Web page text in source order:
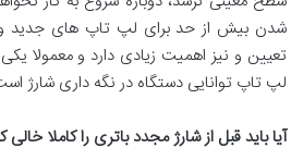
شدن بیش از حد برای لپ تاپ های جدید
تعیین و نیز اهمیت زیادی دارد و معمولا
لپ تاپ توانایی دستگاه در نگه داری شارژ
آیا باید قبل از شارژ مجدد باتری را کاملا خالی